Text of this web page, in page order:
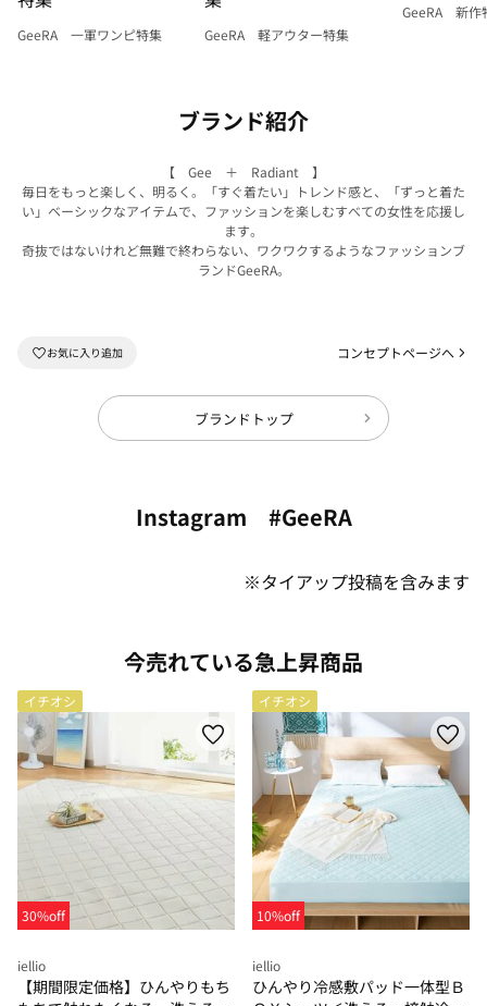
GeeRA 一軍ワンピ特集 GeeRA 軽アウター特集
GeeRA 新作
ブランド紹介
【 Gee ＋ Radiant 】
毎日をもっと楽しく、明るく。「すぐ着たい」トレンド感と、「ずっと着た
い」ベーシックなアイテムで、ファッションを楽しむすべての女性を応援し
ます。
奇抜ではないけれど無難で終わらない、ワクワクするようなファッションブ
ランドGeeRA。
コンセプトページへ
ブランドトップ
Instagram #GeeRA
※タイアップ投稿を含みます
今売れている急上昇商品
イチオシ
30%off
iellio
【期間限定価格】ひんやりもち
イチオシ
10%off
iellio
ひんやり冷感敷パッド一体型Ｂ